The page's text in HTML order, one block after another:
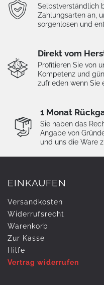
Selbstverständlich
Zahlungsarten an,
sorgenlosen und
Direkt vom
Profitieren Sie von
Kompetenz und
zufrieden wenn Sie
1 Monat
Sie haben das
Angabe von
und uns die Ware
EINKAUFEN
Versandkosten
Widerrufs­recht
Warenkorb
Zur Kasse
Hilfe
Vertrag widerrufen